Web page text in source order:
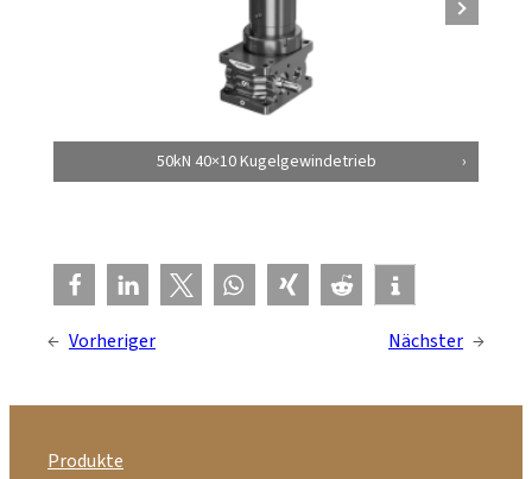
50kN 40×10 Kugelgewindetrieb
← Vorheriger Nächster →
Produkte